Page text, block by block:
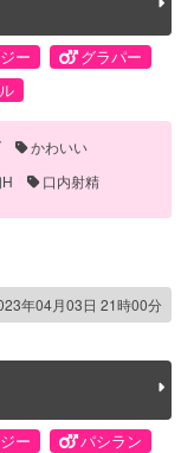
ー
グラパー
かわいい
口内射精
年04月03日 21時00分
ー
パシラン